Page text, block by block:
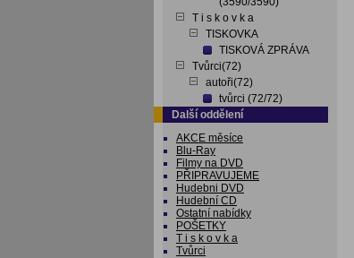
T i s k o v k a
TISKOVKA
TISKOVÁ ZPRÁVA
Tvůrci(72)
autoři(72)
tvůrci (72/72)
Další oddělení
AKCE měsíce
Blu-Ray
Filmy na DVD
PŘIPRAVUJEME
Hudebni DVD
Hudební CD
Ostatní nabídky
POŠETKY
T i s k o v k a
Tvůrci